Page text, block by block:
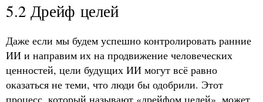
5.2 Дрейф целей
Даже если мы будем успешно контролировать ранние
ИИ и направим их на продвижение человеческих
ценностей, цели будущих ИИ могут всё равно
оказаться не теми, что люди бы одобрили. Этот